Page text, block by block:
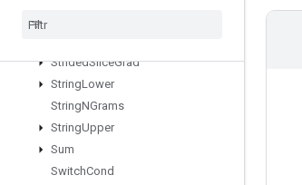
StridedSliceGrad
StringLower
StringNGrams
StringUpper
Sum
SwitchCond